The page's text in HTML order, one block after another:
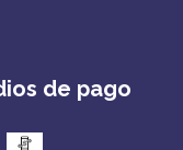
de pago